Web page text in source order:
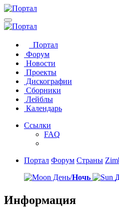
Портал
Форум
Новости
Проекты
Дискографии
Сборники
Лейблы
Календарь
Ссылки
FAQ
Портал Форум Страны
День/Ночь
Информация